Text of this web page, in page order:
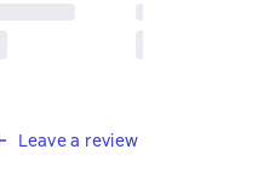
Leave a review